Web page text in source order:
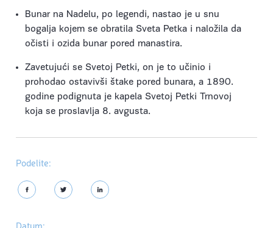
Bunar na Nadelu, po legendi, nastao je u snu
bogalja kojem se obratila Sveta Petka i naložila da
očisti i ozida bunar pored manastira.
Zavetujući se Svetoj Petki, on je to učinio i
prohodao ostavivši štake pored bunara, a 1890.
godine podignuta je kapela Svetoj Petki Trnovoj
koja se proslavlja 8. avgusta.
Podelite: